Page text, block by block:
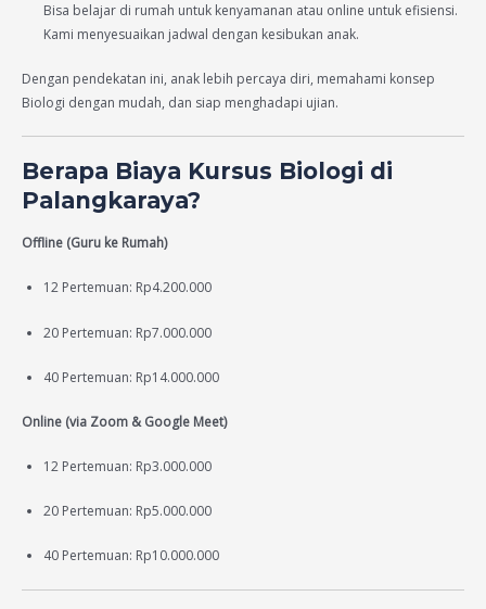
Bisa belajar di rumah untuk kenyamanan atau online untuk efisiensi.
Kami menyesuaikan jadwal dengan kesibukan anak.
Dengan pendekatan ini, anak lebih percaya diri, memahami konsep
Biologi dengan mudah, dan siap menghadapi ujian.
Berapa Biaya Kursus Biologi di
Palangkaraya?
Offline (Guru ke Rumah)
12 Pertemuan: Rp4.200.000
20 Pertemuan: Rp7.000.000
40 Pertemuan: Rp14.000.000
Online (via Zoom & Google Meet)
12 Pertemuan: Rp3.000.000
20 Pertemuan: Rp5.000.000
40 Pertemuan: Rp10.000.000